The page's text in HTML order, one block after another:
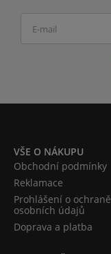
VŠE O NÁKUPU
Obchodní podmínky
Reklamace
Prohlášení o ochraně
osobních údajů
Doprava a platba